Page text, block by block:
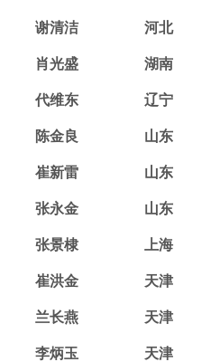
谢清洁 河北
肖光盛 湖南
代维东 辽宁
陈金良 山东
崔新雷 山东
张永金 山东
张景棣 上海
崔洪金 天津
兰长燕 天津
李炳玉 天津